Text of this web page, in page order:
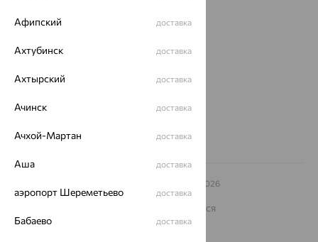
Магазины и доставка г. Липецк
еще 3
Другие города
Заказать звонок
– 2026
Архив акций Архив изделий Карта сайта
На информационном ресурсе применяются
рекомендательные технологии
Афипский доставка
Ахтубинск доставка
Ахтырский доставка
Ачинск доставка
Ачхой-Мартан доставка
Аша доставка
аэропорт Шереметьево доставка
Бабаево доставка